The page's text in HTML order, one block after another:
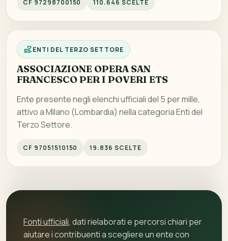
CF 97298700150 110.646 SCELTE
ENTI DEL TERZO SETTORE
ASSOCIAZIONE OPERA SAN
FRANCESCO PER I POVERI ETS
Ente presente negli elenchi ufficiali del 5 per mille,
attivo a Milano (Lombardia) nella categoria Enti del
Terzo Settore.
CF 97051510150 19.836 SCELTE
Fonti ufficiali, dati rielaborati e percorsi chiari per
aiutare i contribuenti a scegliere un ente con